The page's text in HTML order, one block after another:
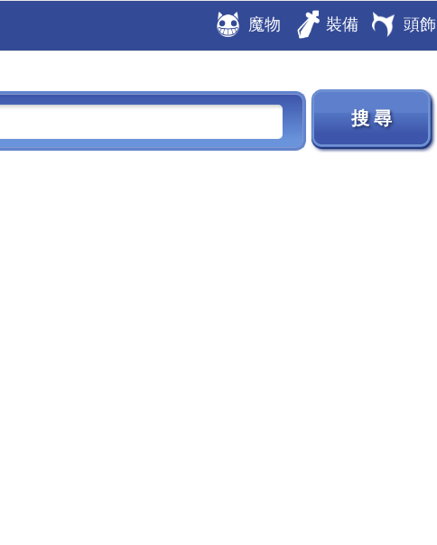
魔物 裝備 頭飾